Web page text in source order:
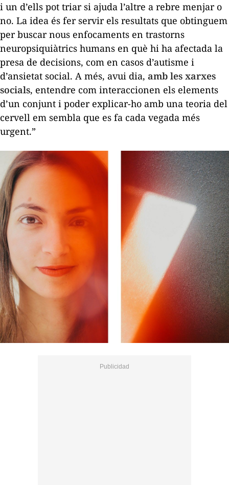
i un d’ells pot triar si ajuda l’altre a rebre menjar o
no. La idea és fer servir els resultats que obtinguem
per buscar nous enfocaments en trastorns
neuropsiquiàtrics humans en què hi ha afectada la
presa de decisions, com en casos d’autisme i
d’ansietat social. A més, avui dia, amb les xarxes
socials, entendre com interaccionen els elements
d’un conjunt i poder explicar-ho amb una teoria del
cervell em sembla que es fa cada vegada més
urgent.”